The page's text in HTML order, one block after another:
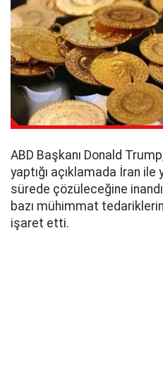
ABD Başkanı Donald
yaptığı açıklamada İran
sürede çözüleceğine
bazı mühimmat
işaret etti.